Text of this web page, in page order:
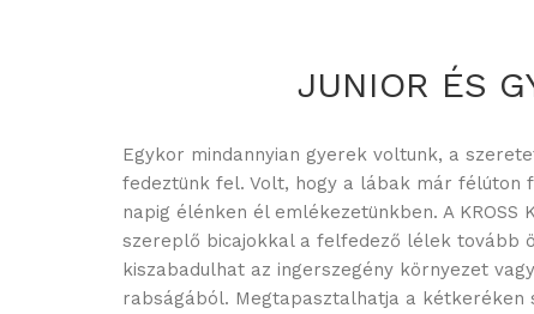
JUNIOR ÉS
Egykor mindannyian gyerek voltunk, a
fedeztünk fel. Volt, hogy a lábak már félúton
napig élénken él emlékezetünkben. A KROSS
szereplő bicajokkal a felfedező lélek tovább
kiszabadulhat az ingerszegény környezet
rabságából. Megtapasztalhatja a kétkeréken